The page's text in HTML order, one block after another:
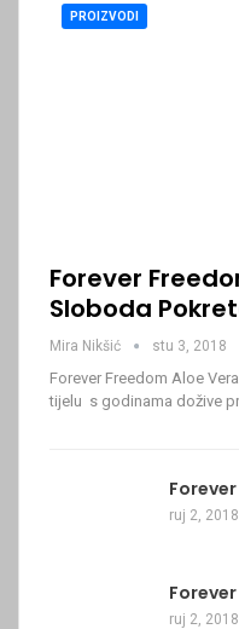
PROIZVODI
Forever
Sloboda
Mira Nikšić stu 3, 2018
Forever Freedom Aloe
tijelu s godinama dožive
ruj 2, 2018
ruj 2, 2018